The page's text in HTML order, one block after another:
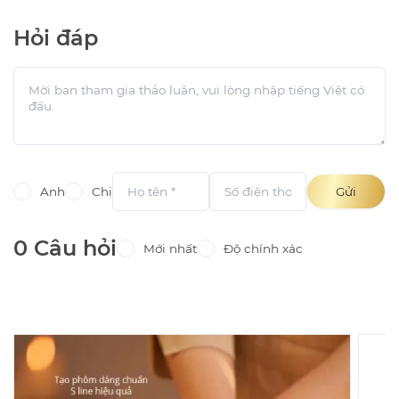
Hỏi đáp
Anh Chị Gửi
0 Câu hỏi Mới nhất Độ chính xác